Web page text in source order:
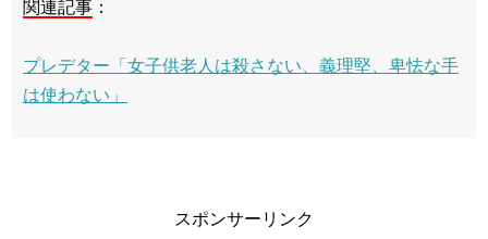
関連記事 ：
プレデター「女子供老人は殺さない、義理堅、卑怯な手
は使わない」
スポンサーリンク